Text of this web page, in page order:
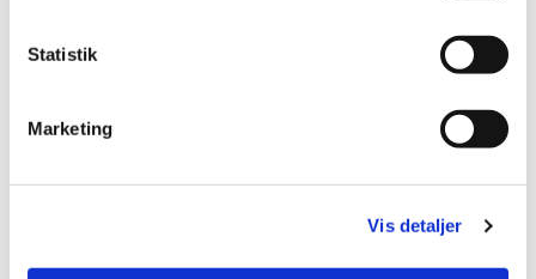
Statistik
Marketing
Vis detaljer